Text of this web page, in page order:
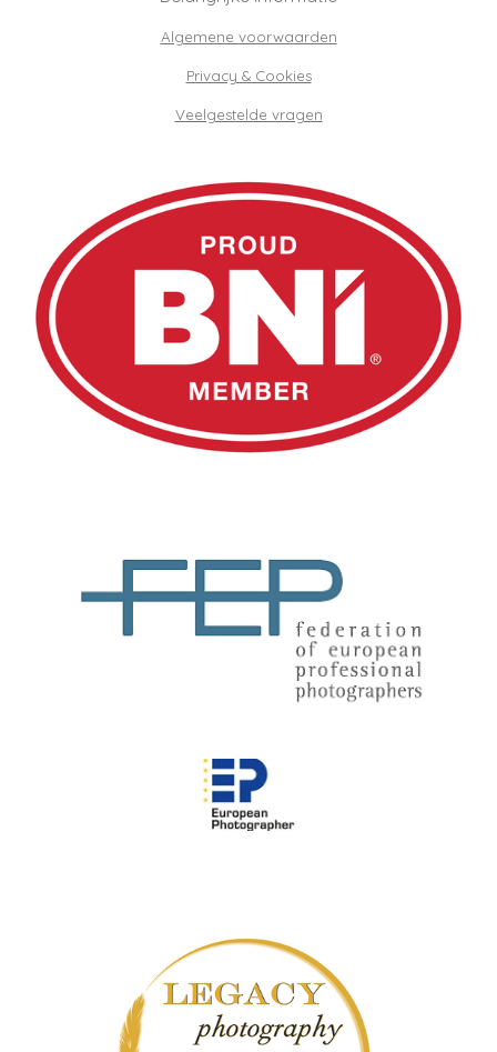
Algemene voorwaarden
Privacy & Cookies
Veelgestelde vragen